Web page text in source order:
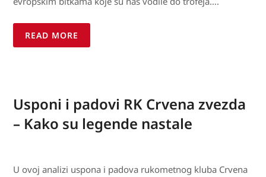
READ MORE
Usponi i padovi RK Crvena zvezda
– Kako su legende nastale
U ovoj analizi uspona i padova rukometnog kluba Crvena